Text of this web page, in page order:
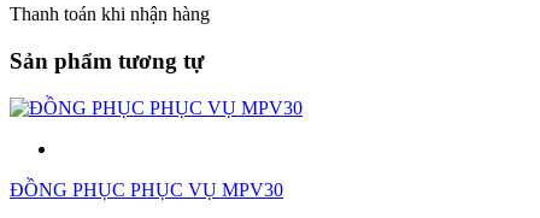
Thanh toán khi nhận hàng
Sản phẩm tương tự
ĐỒNG PHỤC PHỤC VỤ MPV30